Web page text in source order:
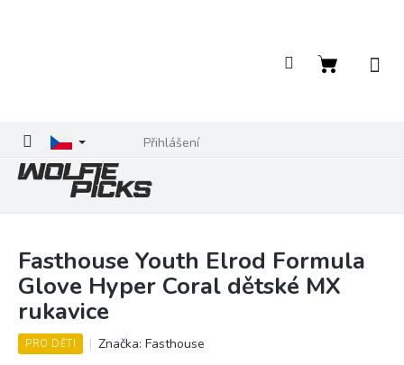
Přihlášení
Nákupní
Fasthouse Youth Elrod Formula
Glove Hyper Coral dětské MX
rukavice
PRO DĚTI Značka: Fasthouse